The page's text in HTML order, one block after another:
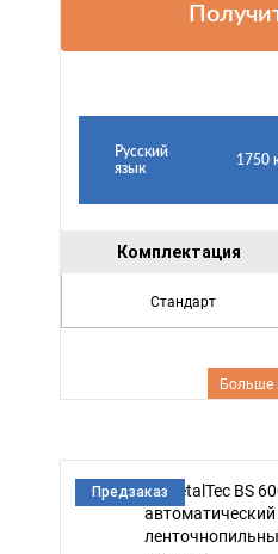
Русский
язык
1750
Комплектация
Стандарт
Больше
Предзаказ